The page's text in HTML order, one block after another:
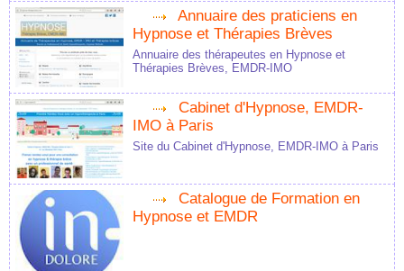
Annuaire des praticiens en
Hypnose et Thérapies Brèves
Annuaire des thérapeutes en Hypnose et
Thérapies Brèves, EMDR-IMO
Cabinet d'Hypnose, EMDR-
IMO à Paris
Site du Cabinet d'Hypnose, EMDR-IMO à Paris
Catalogue de Formation en
Hypnose et EMDR